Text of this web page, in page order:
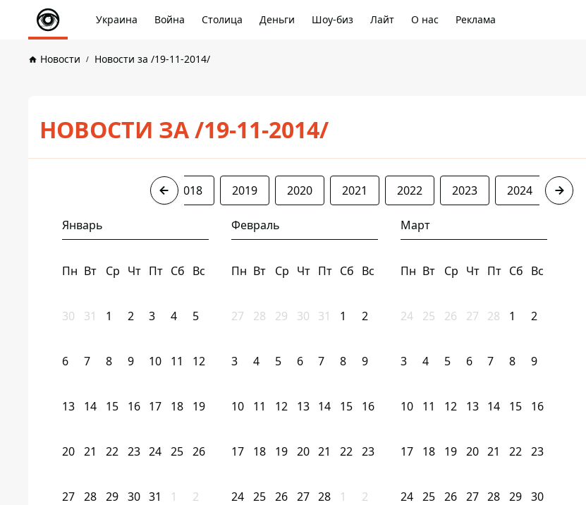
Украина Война Столица Деньги Шоу-биз Лайт О нас Реклама
Новости Новости за /19-11-2014/
НОВОСТИ ЗА /19-11-2014/
2018 2019 2020 2021 2022 2023 2024 2025
Январь
Пн Вт Ср Чт Пт Сб Вс
30 31 1 2 3 4 5
6 7 8 9 10 11 12
13 14 15 16 17 18 19
20 21 22 23 24 25 26
27 28 29 30 31 1 2
Февраль
Пн Вт Ср Чт Пт Сб Вс
27 28 29 30 31 1 2
3 4 5 6 7 8 9
10 11 12 13 14 15 16
17 18 19 20 21 22 23
24 25 26 27 28 1 2
Март
Пн Вт Ср Чт Пт Сб Вс
24 25 26 27 28 1 2
3 4 5 6 7 8 9
10 11 12 13 14 15 16
17 18 19 20 21 22 23
24 25 26 27 28 29 30